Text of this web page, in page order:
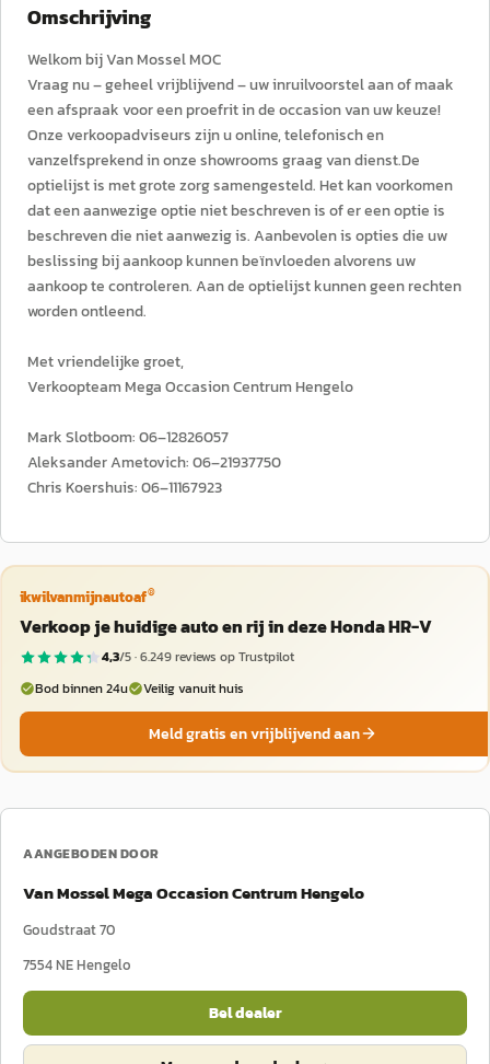
Omschrijving
Welkom bij Van Mossel MOC
Vraag nu – geheel vrijblijvend – uw inruilvoorstel aan of maak
een afspraak voor een proefrit in de occasion van uw keuze!
Onze verkoopadviseurs zijn u online, telefonisch en
vanzelfsprekend in onze showrooms graag van dienst.De
optielijst is met grote zorg samengesteld. Het kan voorkomen
dat een aanwezige optie niet beschreven is of er een optie is
beschreven die niet aanwezig is. Aanbevolen is opties die uw
beslissing bij aankoop kunnen beïnvloeden alvorens uw
aankoop te controleren. Aan de optielijst kunnen geen rechten
worden ontleend.
Met vriendelijke groet,
Verkoopteam Mega Occasion Centrum Hengelo
Mark Slotboom: 06–12826057
Aleksander Ametovich: 06–21937750
Chris Koershuis: 06–11167923
ikwilvanmijnautoaf®
Verkoop je huidige auto en rij in deze Honda HR-V
4,3/5 ·6.249reviews op Trustpilot
Bod binnen 24u
Veilig vanuit huis
Meld gratis en vrijblijvend aan
AANGEBODEN DOOR
Van Mossel Mega Occasion Centrum Hengelo
Goudstraat 70
7554 NEHengelo
Bel dealer